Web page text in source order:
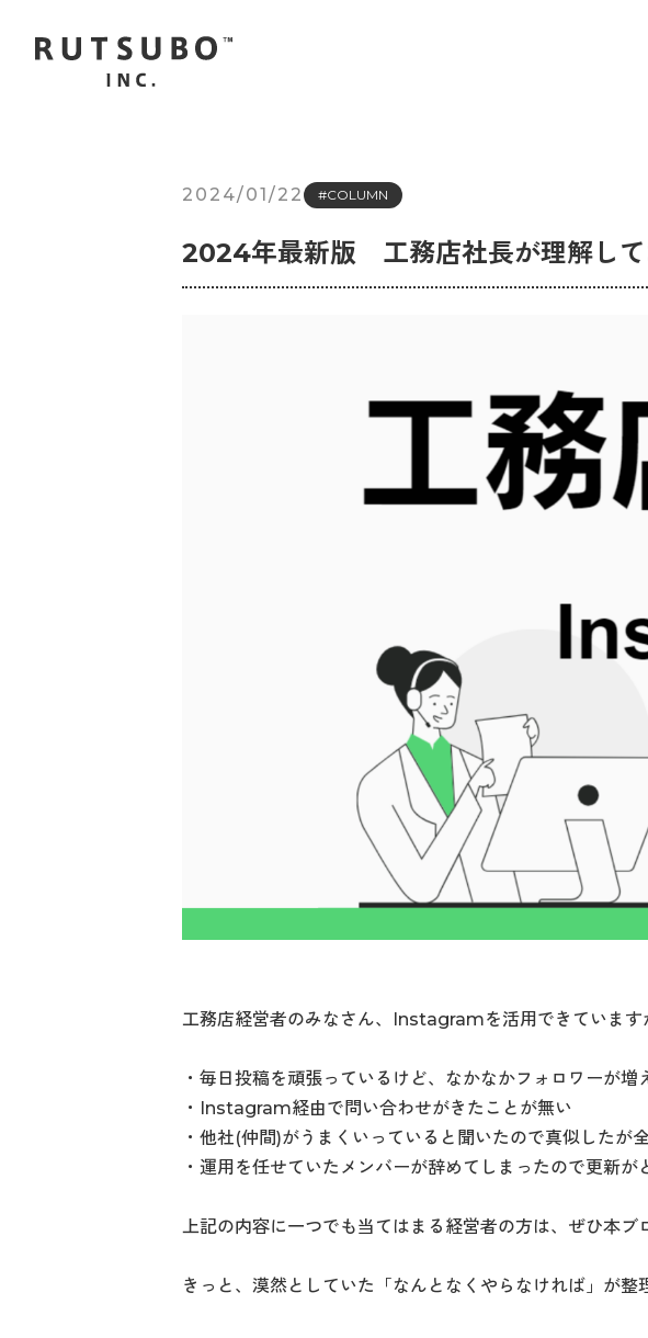
2024/01/22 #COLUMN
2024年最新版 工務店社長が理解し
工務店経営者のみなさん、Instagramを活用できています
・毎日投稿を頑張っているけど、なかなかフォロワーが増
・Instagram経由で問い合わせがきたことが無い
・他社(仲間)がうまくいっていると聞いたので真似したが
・運用を任せていたメンバーが辞めてしまったので更新が
上記の内容に一つでも当てはまる経営者の方は、ぜひ本ブ
きっと、漠然としていた「なんとなくやらなければ」が整